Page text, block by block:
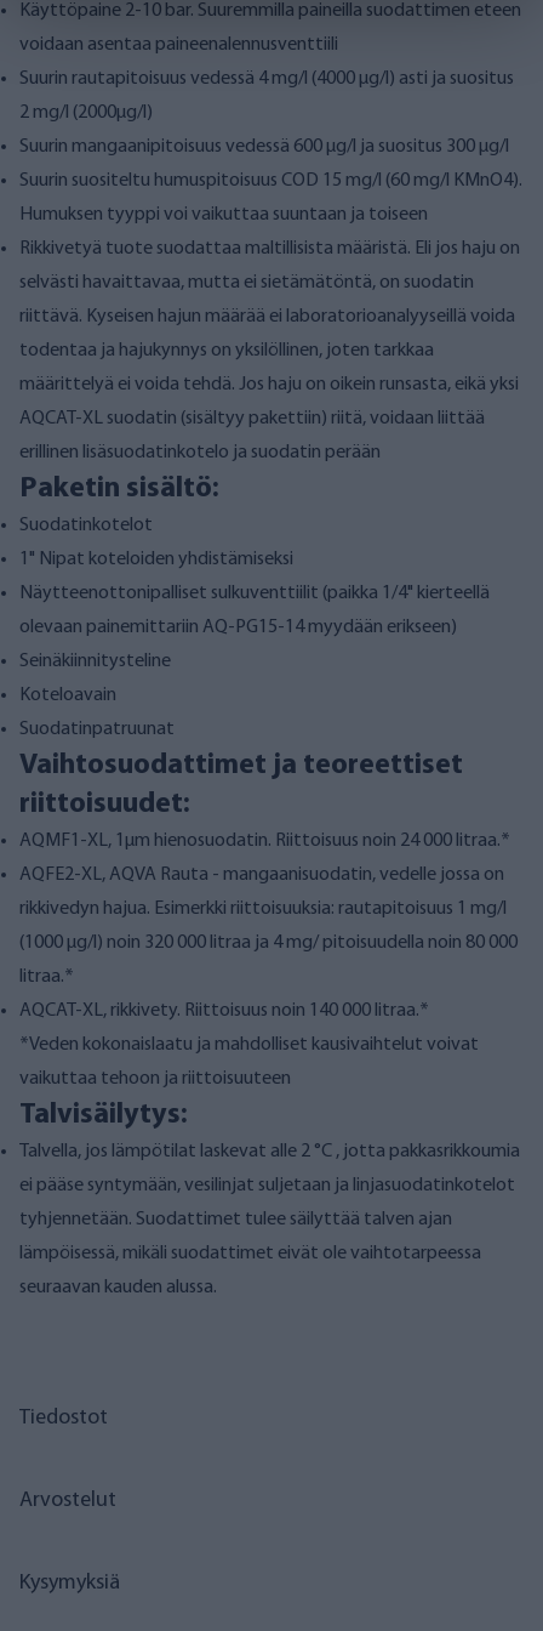
Käyttöpaine 2-10 bar. Suuremmilla paineilla suodattimen eteen
voidaan asentaa paineenalennusventtiili
Suurin rautapitoisuus vedessä 4 mg/l (4000 µg/l) asti ja suositus
2 mg/l (2000µg/l)
Suurin mangaanipitoisuus vedessä 600 µg/l ja suositus 300 µg/l
Suurin suositeltu humuspitoisuus COD 15 mg/l (60 mg/l KMnO4).
Humuksen tyyppi voi vaikuttaa suuntaan ja toiseen
Rikkivetyä tuote suodattaa maltillisista määristä. Eli jos haju on
selvästi havaittavaa, mutta ei sietämätöntä, on suodatin
riittävä. Kyseisen hajun määrää ei laboratorioanalyyseillä voida
todentaa ja hajukynnys on yksilöllinen, joten tarkkaa
määrittelyä ei voida tehdä. Jos haju on oikein runsasta, eikä yksi
AQCAT-XL suodatin (sisältyy pakettiin) riitä, voidaan liittää
erillinen lisäsuodatinkotelo ja suodatin perään
Paketin sisältö:
Suodatinkotelot
1" Nipat koteloiden yhdistämiseksi
Näytteenottonipalliset sulkuventtiilit (paikka 1/4" kierteellä
olevaan painemittariin AQ-PG15-14myydään erikseen)
Seinäkiinnitysteline
Koteloavain
Suodatinpatruunat
Vaihtosuodattimet ja teoreettiset
riittoisuudet:
AQMF1-XL, 1µm hienosuodatin. Riittoisuus noin 24 000 litraa.*
AQFE2-XL, AQVA Rauta - mangaanisuodatin, vedelle jossa on
rikkivedyn hajua. Esimerkki riittoisuuksia: rautapitoisuus 1 mg/l
(1000 µg/l) noin 320 000 litraa ja 4 mg/ pitoisuudella noin 80 000
litraa.*
AQCAT-XL, rikkivety. Riittoisuus noin 140 000 litraa.*
*Veden kokonaislaatu ja mahdolliset kausivaihtelut voivat
vaikuttaa tehoon ja riittoisuuteen
Talvisäilytys:
Talvella, jos lämpötilat laskevat alle 2 °C , jotta pakkasrikkoumia
ei pääse syntymään, vesilinjat suljetaan ja linjasuodatinkotelot
tyhjennetään. Suodattimet tulee säilyttää talven ajan
lämpöisessä, mikäli suodattimet eivät ole vaihtotarpeessa
seuraavan kauden alussa.
Tiedostot
Arvostelut
Kysymyksiä